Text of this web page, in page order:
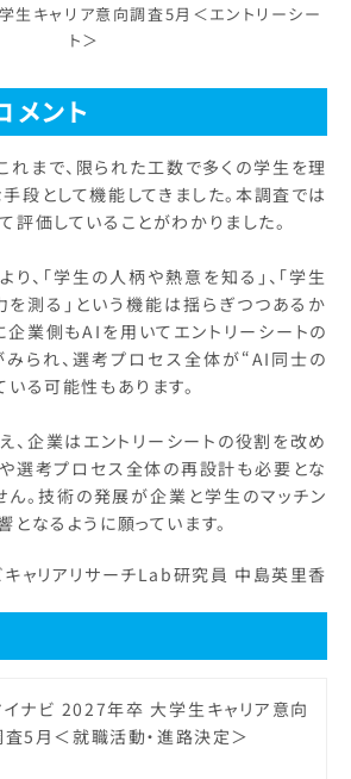
生キャリア意向調査5月＜エントリーシー
ト＞
メント
れまで、限られた工数で多くの学生を理
段として機能してきました。本調査では
評価していることがわかりました。
、「学生の人柄や熱意を知る」、「学生
測る」という機能は揺らぎつつあるか
企業側もAIを用いてエントリーシートの
られ、選考プロセス全体が“AI同士の
る可能性もあります。
、企業はエントリーシートの役割を改め
選考プロセス全体の再設計も必要とな
ん。技術の発展が企業と学生のマッチン
となるように願っています。
キャリアリサーチLab研究員 中島英里香
イナビ 2027年卒 大学生キャリア意向
査5月＜就職活動・進路決定＞